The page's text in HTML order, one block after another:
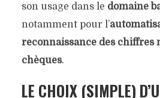
son usage dans le domaine
notamment pour l’
reconnaissance des chiffres
chèques.
LE CHOIX (SIMPLE)